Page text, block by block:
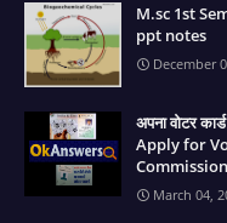
M.sc 1st
ppt notes
December
अपना वोटर
Apply for
March 04,